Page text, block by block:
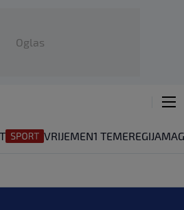
Oglas
VRIJEMEN1 TEMEREGIJA